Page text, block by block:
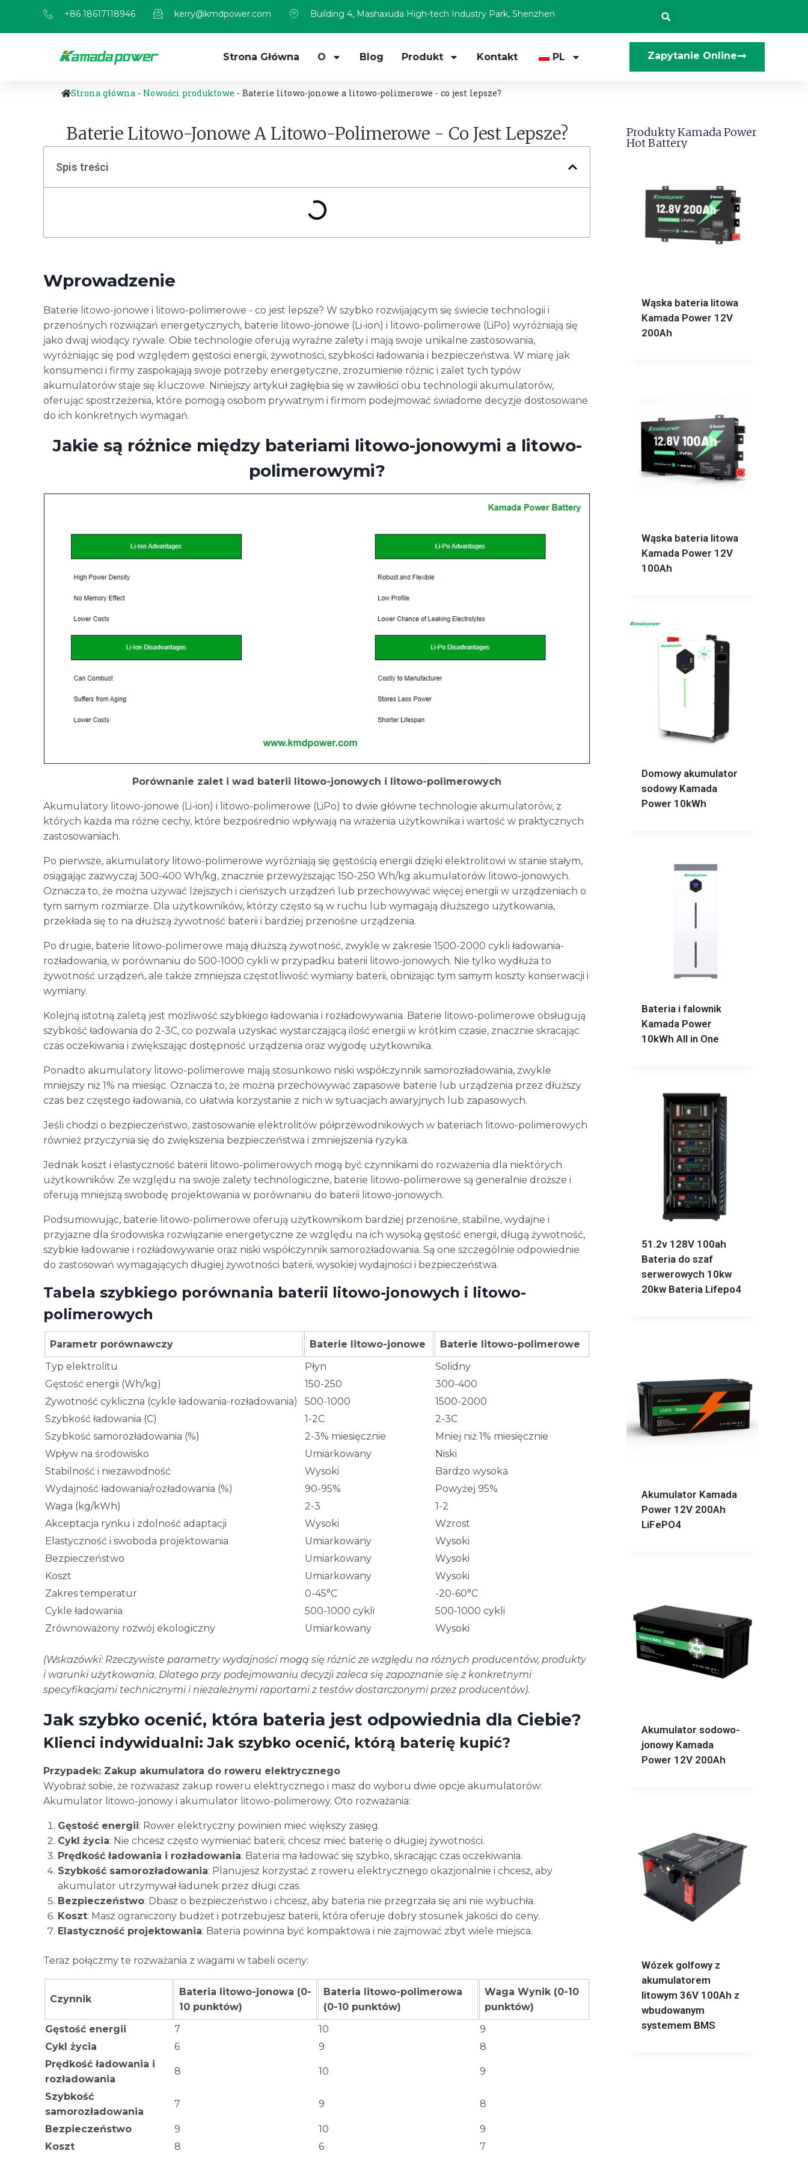
+86 18617118946 kerry@kmdpower.com Building 4, Mashaxuda High-tech Industry Park, Shenzhen
Strona Główna O Blog Produkt Kontakt PL Zapytanie Online
Strona główna - Nowości produktowe - Baterie litowo-jonowe a litowo-polimerowe - co jest lepsze?
Baterie Litowo-Jonowe A Litowo-Polimerowe - Co Jest Lepsze?
Spis treści
Wprowadzenie
Baterie litowo-jonowe i litowo-polimerowe - co jest lepsze? W szybko rozwijającym się świecie technologii i
przenośnych rozwiązań energetycznych, baterie litowo-jonowe (Li-ion) i litowo-polimerowe (LiPo) wyróżniają się
jako dwaj wiodący rywale. Obie technologie oferują wyraźne zalety i mają swoje unikalne zastosowania,
wyróżniając się pod względem gęstości energii, żywotności, szybkości ładowania i bezpieczeństwa. W miarę jak
konsumenci i firmy zaspokajają swoje potrzeby energetyczne, zrozumienie różnic i zalet tych typów
akumulatorów staje się kluczowe. Niniejszy artykuł zagłębia się w zawiłości obu technologii akumulatorów,
oferując spostrzeżenia, które pomogą osobom prywatnym i firmom podejmować świadome decyzje dostosowane
do ich konkretnych wymagań.
Jakie są różnice między bateriami litowo-jonowymi a litowo-
polimerowymi?
Porównanie zalet i wad baterii litowo-jonowych i litowo-polimerowych
Akumulatory litowo-jonowe (Li-ion) i litowo-polimerowe (LiPo) to dwie główne technologie akumulatorów, z
których każda ma różne cechy, które bezpośrednio wpływają na wrażenia użytkownika i wartość w praktycznych
zastosowaniach.
Po pierwsze, akumulatory litowo-polimerowe wyróżniają się gęstością energii dzięki elektrolitowi w stanie stałym,
osiągając zazwyczaj 300-400 Wh/kg, znacznie przewyższając 150-250 Wh/kg akumulatorów litowo-jonowych.
Oznacza to, że można używać lżejszych i cieńszych urządzeń lub przechowywać więcej energii w urządzeniach o
tym samym rozmiarze. Dla użytkowników, którzy często są w ruchu lub wymagają dłuższego użytkowania,
przekłada się to na dłuższą żywotność baterii i bardziej przenośne urządzenia.
Po drugie, baterie litowo-polimerowe mają dłuższą żywotność, zwykle w zakresie 1500-2000 cykli ładowania-
rozładowania, w porównaniu do 500-1000 cykli w przypadku baterii litowo-jonowych. Nie tylko wydłuża to
żywotność urządzeń, ale także zmniejsza częstotliwość wymiany baterii, obniżając tym samym koszty konserwacji i
wymiany.
Kolejną istotną zaletą jest możliwość szybkiego ładowania i rozładowywania. Baterie litowo-polimerowe obsługują
szybkość ładowania do 2-3C, co pozwala uzyskać wystarczającą ilość energii w krótkim czasie, znacznie skracając
czas oczekiwania i zwiększając dostępność urządzenia oraz wygodę użytkownika.
Ponadto akumulatory litowo-polimerowe mają stosunkowo niski współczynnik samorozładowania, zwykle
mniejszy niż 1% na miesiąc. Oznacza to, że można przechowywać zapasowe baterie lub urządzenia przez dłuższy
czas bez częstego ładowania, co ułatwia korzystanie z nich w sytuacjach awaryjnych lub zapasowych.
Jeśli chodzi o bezpieczeństwo, zastosowanie elektrolitów półprzewodnikowych w bateriach litowo-polimerowych
również przyczynia się do zwiększenia bezpieczeństwa i zmniejszenia ryzyka.
Jednak koszt i elastyczność baterii litowo-polimerowych mogą być czynnikami do rozważenia dla niektórych
użytkowników. Ze względu na swoje zalety technologiczne, baterie litowo-polimerowe są generalnie droższe i
oferują mniejszą swobodę projektowania w porównaniu do baterii litowo-jonowych.
Podsumowując, baterie litowo-polimerowe oferują użytkownikom bardziej przenośne, stabilne, wydajne i
przyjazne dla środowiska rozwiązanie energetyczne ze względu na ich wysoką gęstość energii, długą żywotność,
szybkie ładowanie i rozładowywanie oraz niski współczynnik samorozładowania. Są one szczególnie odpowiednie
do zastosowań wymagających długiej żywotności baterii, wysokiej wydajności i bezpieczeństwa.
Tabela szybkiego porównania baterii litowo-jonowych i litowo-
polimerowych
Parametr porównawczy Baterie litowo-jonowe
Baterie litowo-polimerowe
Typ elektrolitu
Płyn
Solidny
Gęstość energii (Wh/kg)
150-250
300-400
Żywotność cykliczna (cykle ładowania-rozładowania)
500-1000
1500-2000
Szybkość ładowania (C)
1-2C
2-3C
Szybkość samorozładowania (%)
2-3% miesięcznie
Mniej niż 1% miesięcznie
Wpływ na środowisko
Umiarkowany
Niski
Stabilność i niezawodność
Wysoki
Bardzo wysoka
Wydajność ładowania/rozładowania (%)
90-95%
Powyżej 95%
Waga (kg/kWh)
2-3
1-2
Akceptacja rynku i zdolność adaptacji
Wysoki
Wzrost
Elastyczność i swoboda projektowania
Umiarkowany
Wysoki
Bezpieczeństwo
Umiarkowany
Wysoki
Koszt
Umiarkowany
Wysoki
Zakres temperatur
0-45°C
-20-60°C
Cykle ładowania
500-1000 cykli
500-1000 cykli
Zrównoważony rozwój ekologiczny
Umiarkowany Wysoki
(Wskazówki: Rzeczywiste parametry wydajności mogą się różnić ze względu na różnych producentów, produkty
i warunki użytkowania. Dlatego przy podejmowaniu decyzji zaleca się zapoznanie się z konkretnymi
specyfikacjami technicznymi i niezależnymi raportami z testów dostarczonymi przez producentów).
Jak szybko ocenić, która bateria jest odpowiednia dla Ciebie?
Klienci indywidualni: Jak szybko ocenić, którą baterię kupić?
Przypadek: Zakup akumulatora do roweru elektrycznego
Wyobraź sobie, że rozważasz zakup roweru elektrycznego i masz do wyboru dwie opcje akumulatorów:
Akumulator litowo-jonowy i akumulator litowo-polimerowy. Oto rozważania:
Gęstość energii: Rower elektryczny powinien mieć większy zasięg.
Cykl życia: Nie chcesz często wymieniać baterii; chcesz mieć baterię o długiej żywotności.
Prędkość ładowania i rozładowania: Bateria ma ładować się szybko, skracając czas oczekiwania.
Szybkość samorozładowania: Planujesz korzystać z roweru elektrycznego okazjonalnie i chcesz, aby
akumulator utrzymywał ładunek przez długi czas.
Bezpieczeństwo: Dbasz o bezpieczeństwo i chcesz, aby bateria nie przegrzała się ani nie wybuchła.
Koszt: Masz ograniczony budżet i potrzebujesz baterii, która oferuje dobry stosunek jakości do ceny.
Elastyczność projektowania: Bateria powinna być kompaktowa i nie zajmować zbyt wiele miejsca.
Teraz połączmy te rozważania z wagami w tabeli oceny:
Czynnik
Bateria litowo-jonowa (0-
10 punktów)
Bateria litowo-polimerowa
(0-10 punktów)
Waga Wynik (0-10
punktów)
Gęstość energii
7 10
9
Cykl życia
6 9
8
Prędkość ładowania i
rozładowania
8 10 9
Szybkość
samorozładowania
7 9 8
Bezpieczeństwo 9 10
9
Koszt
8 6 7
Produkty Kamada Power
Hot Battery
Wąska bateria litowa
Kamada Power 12V
200Ah
Wąska bateria litowa
Kamada Power 12V
100Ah
Domowy akumulator
sodowy Kamada
Power 10kWh
Bateria i falownik
Kamada Power
10kWh All in One
51.2v 128V 100ah
Bateria do szaf
serwerowych 10kw
20kw Bateria Lifepo4
Akumulator Kamada
Power 12V 200Ah
LiFePO4
Akumulator sodowo-
jonowy Kamada
Power 12V 200Ah
Wózek golfowy z
akumulatorem
litowym 36V 100Ah z
wbudowanym
systemem BMS